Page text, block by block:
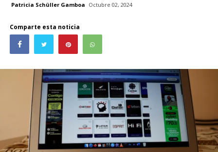
Patricia Schüller Gamboa Octubre 02, 2024
Comparte esta noticia